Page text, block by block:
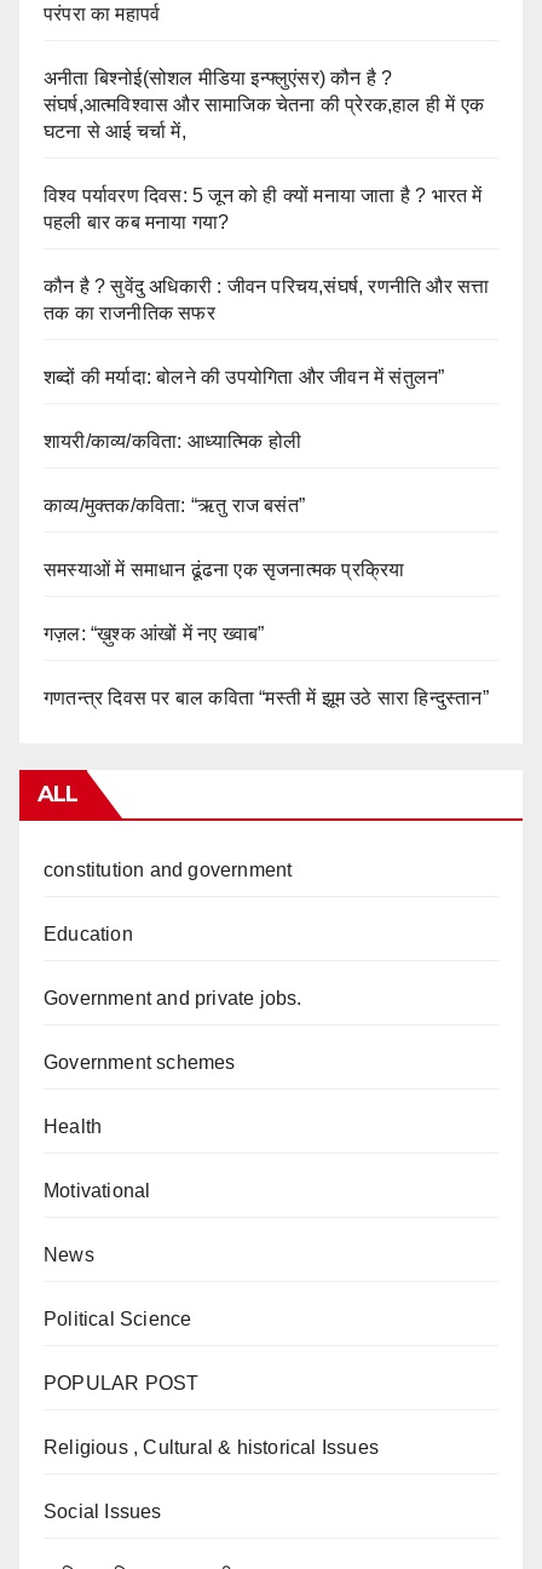
परंपरा का महापर्व
अनीता बिश्नोई(सोशल मीडिया इन्फ्लुएंसर) कौन है ?
संघर्ष,आत्मविश्वास और सामाजिक चेतना की प्रेरक,हाल ही में एक
घटना से आई चर्चा में,
विश्व पर्यावरण दिवस: 5 जून को ही क्यों मनाया जाता है ? भारत में
पहली बार कब मनाया गया?
कौन है ? सुवेंदु अधिकारी : जीवन परिचय,संघर्ष, रणनीति और सत्ता
तक का राजनीतिक सफर
शब्दों की मर्यादा: बोलने की उपयोगिता और जीवन में संतुलन”
शायरी/काव्य/कविता: आध्यात्मिक होली
काव्य/मुक्तक/कविता: “ऋतु राज बसंत”
समस्याओं में समाधान ढूंढना एक सृजनात्मक प्रक्रिया
गज़ल: “ख़ुश्क आंखों में नए ख्वाब”
गणतन्त्र दिवस पर बाल कविता “मस्ती में झूम उठे सारा हिन्दुस्तान”
ALL
constitution and government
Education
Government and private jobs.
Government schemes
Health
Motivational
News
Political Science
POPULAR POST
Religious , Cultural & historical Issues
Social Issues